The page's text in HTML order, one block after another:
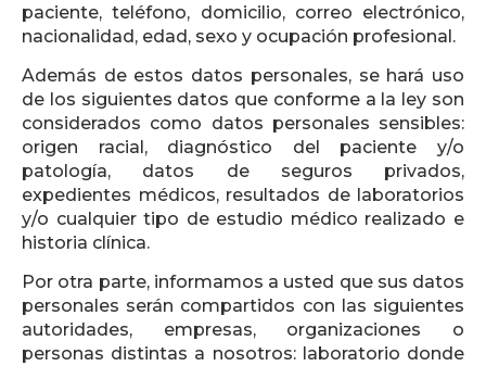
paciente, teléfono, domicilio, correo electrónico,
nacionalidad, edad, sexo y ocupación profesional.
Además de estos datos personales, se hará uso
de los siguientes datos que conforme a la ley son
considerados como datos personales sensibles:
origen racial, diagnóstico del paciente y/o
patología, datos de seguros privados,
expedientes médicos, resultados de laboratorios
y/o cualquier tipo de estudio médico realizado e
historia clínica.
Por otra parte, informamos a usted que sus datos
personales serán compartidos con las siguientes
autoridades, empresas, organizaciones o
personas distintas a nosotros: laboratorio donde